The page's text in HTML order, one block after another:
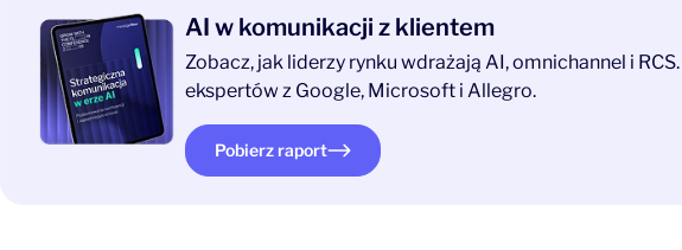
AI w komunikacji z klientem
Zobacz, jak liderzy rynku wdrażają AI, omnichannel i
ekspertów z Google, Microsoft i Allegro.
Pobierz raport